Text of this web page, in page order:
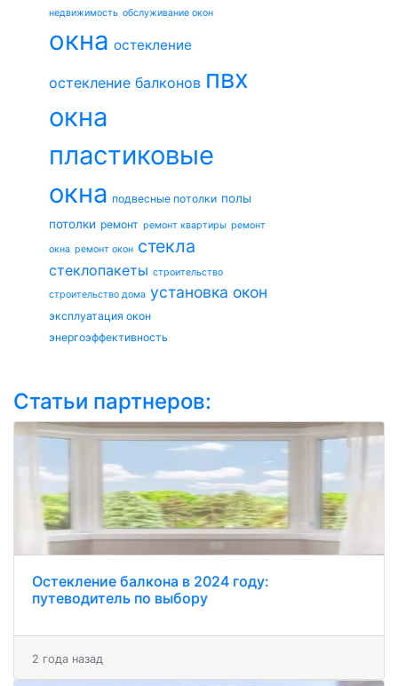
недвижимость обслуживание окон
окна остекление
остекление балконов пвх
окна
пластиковые
окна подвесные потолки полы
потолки ремонт ремонт квартиры ремонт
окна ремонт окон стекла
стеклопакеты строительство
строительство дома установка окон
эксплуатация окон
энергоэффективность
Статьи партнеров:
Остекление балкона в 2024 году:
путеводитель по выбору
2 года назад